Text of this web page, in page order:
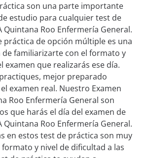
son una parte importante
estudio para cualquier test de
Quintana Roo Enfermería General.
práctica de opción múltiple es una
familiarizarte con el formato y
examen que realizarás ese día.
mejor preparado
examen real. Nuestro Examen
Roo Enfermería General son
que harás el día del examen de
Quintana Roo Enfermería General.
en estos test de práctica son muy
y nivel de dificultad a las